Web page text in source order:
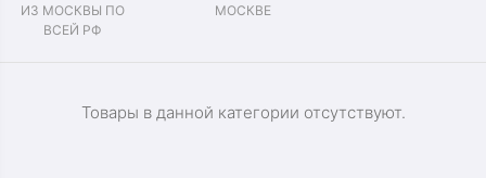
ИЗ МОСКВЫ ПО
ВСЕЙ РФ
МОСКВЕ
Товары в данной категории отсутствуют.